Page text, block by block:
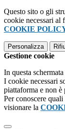
Questo sito o gli
cookie necessari al
COOKIE
Personalizza
Gestione cookie
In questa
I cookie necessari
piattaforma e non
Per conoscere
visionare la